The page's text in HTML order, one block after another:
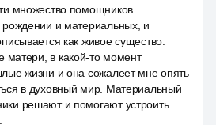
множество помощников
и материальных, и
как живое существо.
матери, в какой-то момент
жизни и она сожалеет мне опять
в духовный мир. Материальный
решают и помогают устроить